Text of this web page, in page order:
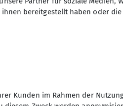
Lust auf gemeinsame
in unserer Familiengruppe
Die organisierenden
Eltern bleiben
müssen Mitglieder der
bereitgestellt haben oder
Kunden im Rahmen der